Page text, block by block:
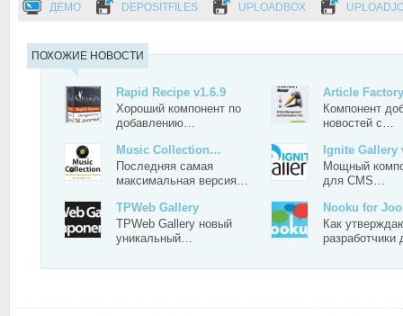
ДЕМО DEPOSITFILES UPLOADBOX
ПОХОЖИЕ НОВОСТИ
Rapid Recipe v1.6.9
Хороший компонент по
добавлению…
Article
Компонент
новостей с…
Music Collection…
Последняя самая
максимальная версия…
Ignite Gallery
Мощный
для CMS…
TPWeb Gallery
TPWeb Gallery новый
уникальный…
Nooku for
Как
разработчики